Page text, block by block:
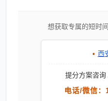
想获取专属的短时
▪ 西
提分方案咨
电话/微信：